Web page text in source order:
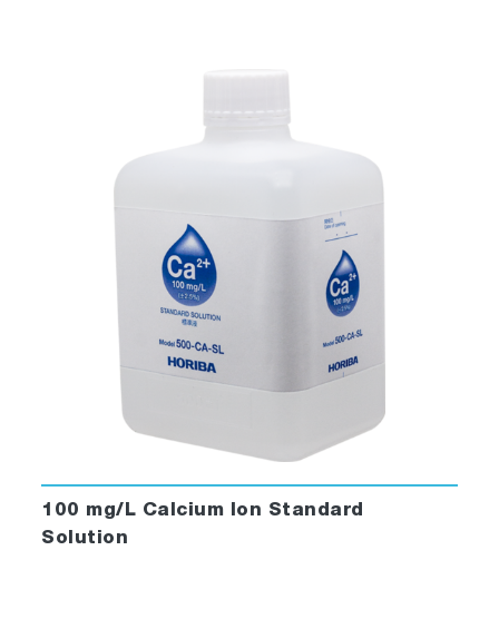
100 mg/L Calcium Ion Standard
Solution